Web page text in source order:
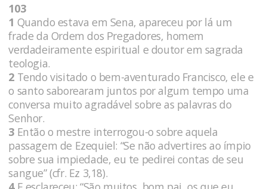
103
1 Quando estava em Sena, apareceu por lá um
frade da Ordem dos Pregadores, homem
verdadeiramente espiritual e doutor em sagrada
teologia.
2 Tendo visitado o bem-aventurado Francisco, ele e
o santo saborearam juntos por algum tempo uma
conversa muito agradável sobre as palavras do
Senhor.
3 Então o mestre interrogou-o sobre aquela
passagem de Ezequiel: “Se não advertires ao ímpio
sobre sua impiedade, eu te pedirei contas de seu
sangue” (cfr. Ez 3,18).